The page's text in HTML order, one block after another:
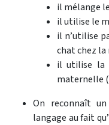
il mélange
il utilise le
il n’utilise
chat chez la
il utilise la
maternelle
On reconnaît
langage au fait